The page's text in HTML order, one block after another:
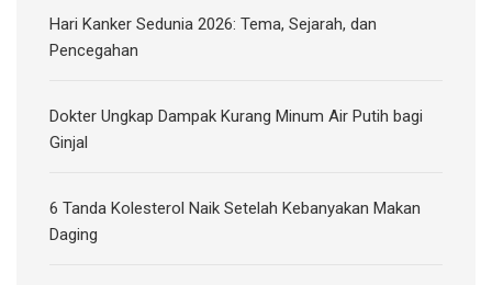
Hari Kanker Sedunia 2026: Tema, Sejarah, dan
Pencegahan
Dokter Ungkap Dampak Kurang Minum Air Putih bagi
Ginjal
6 Tanda Kolesterol Naik Setelah Kebanyakan Makan
Daging